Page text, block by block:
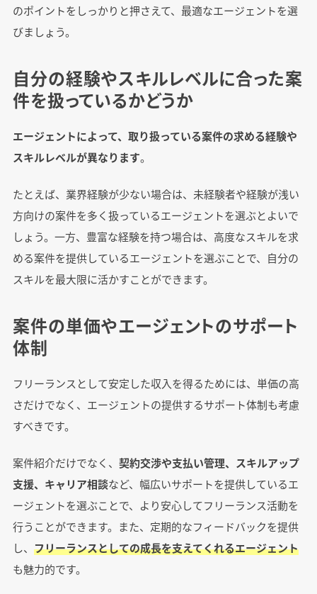
ャリアパス
ステップ1：Web制作の基礎を学ぶ
ステップ3：サイドプロジェクトや副業で実績
を作る
を磨く
ステップ6：専門性を高めて継続的なスキルア
ップを図る
フリーランスエージェントを活用するコツと注
複数のエージェントに登録する
スキルシートを充実させる
フリーランスWebディレクターの将来性は？
リモートワークの普及と柔軟な働き方
多様な業界への対応力
フリーランスWebディレクターとしてのキャリ
ア展望
のポイントをしっかりと押さえて、最適なエージェントを選
びましょう。
自分の経験やスキルレベルに合った案
件を扱っているかどうか
エージェントによって、取り扱っている案件の求める経験や
スキルレベルが異なります。
たとえば、業界経験が少ない場合は、未経験者や経験が浅い
方向けの案件を多く扱っているエージェントを選ぶとよいで
しょう。一方、豊富な経験を持つ場合は、高度なスキルを求
める案件を提供しているエージェントを選ぶことで、自分の
スキルを最大限に活かすことができます。
案件の単価やエージェントのサポート
体制
フリーランスとして安定した収入を得るためには、単価の高
さだけでなく、エージェントの提供するサポート体制も考慮
すべきです。
案件紹介だけでなく、 契約交渉や支払い管理、スキルアップ
支援、キャリア相談など、幅広いサポートを提供しているエ
ージェントを選ぶことで、より安心してフリーランス活動を
行うことができます。また、定期的なフィードバックを提供
し、 フリーランスとしての成長を支えてくれるエージェント
も魅力的です。